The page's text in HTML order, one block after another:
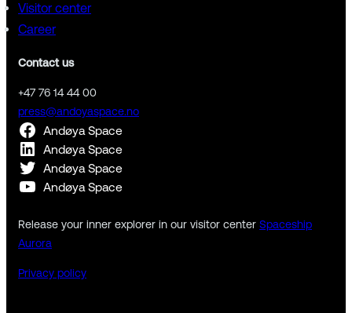
Visitor center
Career
Contact us
+47 76 14 44 00
press@andoyaspace.no
Andøya Space
Andøya Space
Andøya Space
Andøya Space
Release your inner explorer in our visitor center Spaceship
Aurora
Privacy policy